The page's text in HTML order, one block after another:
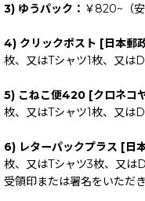
3) ゆうパック： ￥820~（
4) クリックポスト [日本郵
枚、又はTシャツ1枚、又は
5) こねこ便420 [クロネコ
枚、又はTシャツ1枚、又は
6) レターパックプラス [日
枚、又はTシャツ3枚、又は
受領印または署名をいただ